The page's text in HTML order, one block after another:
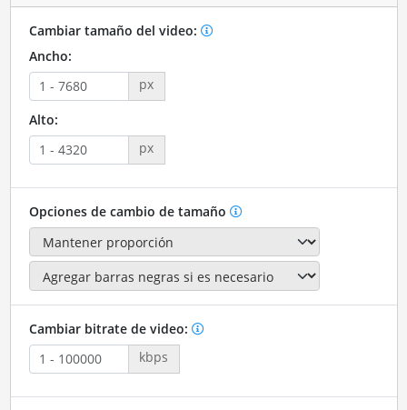
Cambiar tamaño del video:
Ancho:
px
Alto:
px
Opciones de cambio de tamaño
Cambiar bitrate de video:
kbps